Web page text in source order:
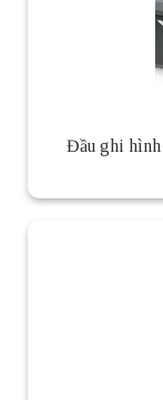
Đầu ghi